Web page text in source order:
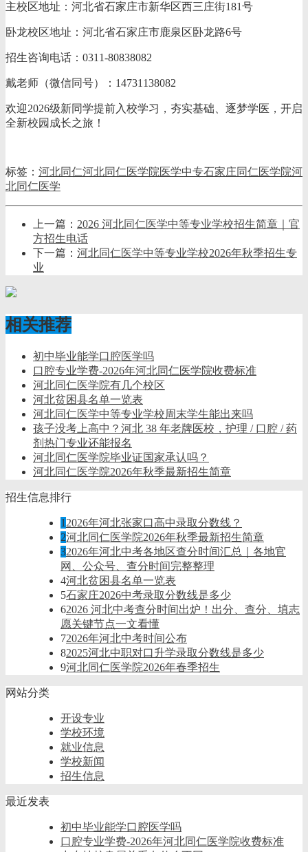
主校区地址：河北省石家庄市新华区西三庄街181号
卧龙校区地址：河北省石家庄市鹿泉区卧龙路6号
招生咨询电话：0311-80838082
戴老师（微信同号）：14731138082
欢迎2026级新同学提前入校学习，夯实基础、逐梦学医，开启
全新校园成长之旅！
标签： 河北同仁河北同仁医学院医学中专石家庄同仁医学院河
北同仁医学
上一篇： 2026 河北同仁医学中等专业学校招生简章｜官
方招生电话
下一篇： 河北同仁医学中等专业学校2026年秋季招生专
业
相关推荐
初中毕业能学口腔医学吗
口腔专业学费-2026年河北同仁医学院收费标准
河北同仁医学院有几个校区
河北贫困县名单一览表
河北同仁医学中等专业学校周末学生能出来吗
孩子没考上高中？河北 38 年老牌医校，护理 / 口腔 / 药
剂热门专业还能报名
河北同仁医学院毕业证国家承认吗？
河北同仁医学院2026年秋季最新招生简章
招生信息排行
1 2026年河北张家口高中录取分数线？
2河北同仁医学院2026年秋季最新招生简章
32026年河北中考各地区查分时间汇总｜各地官
网、公众号、查分时间完整整理
4河北贫困县名单一览表
5石家庄2026中考录取分数线是多少
62026 河北中考查分时间出炉！出分、查分、填志
愿关键节点一文看懂
72026年河北中考时间公布
82025河北中职对口升学录取分数线是多少
9河北同仁医学院2026年春季招生
网站分类
开设专业
学校环境
就业信息
学校新闻
招生信息
最近发表
初中毕业能学口腔医学吗
口腔专业学费-2026年河北同仁医学院收费标准